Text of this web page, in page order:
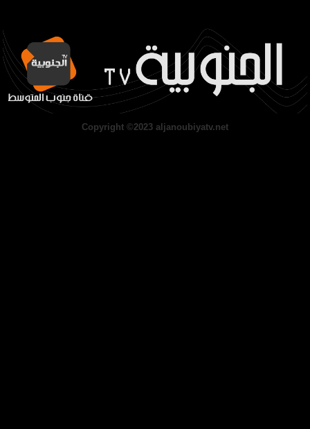
Copyright ©2023 aljanoubiyatv.net